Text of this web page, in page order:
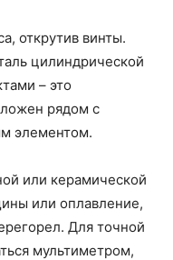
открутив винты.
цилиндрической
– это
рядом с
элементом.
или керамической
или оплавление,
Для точной
мультиметром,